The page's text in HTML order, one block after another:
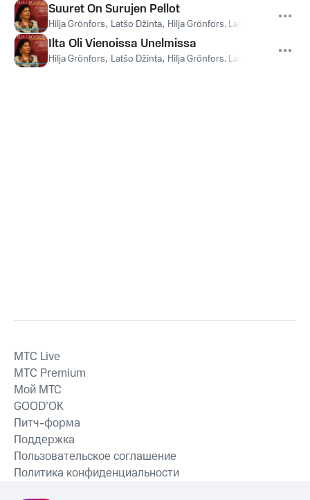
Suuret On Surujen Pellot
Hilja Grönfors, Latšo Džinta, Hilja Grönfors, Latšo Džinta
Ilta Oli Vienoissa Unelmissa
Hilja Grönfors, Latšo Džinta, Hilja Grönfors, Latšo Džinta
MTС Live
MTС Premium
Мой МТС
GOOD’OK
Питч-форма
Поддержка
Пользовательское соглашение
Политика конфиденциальности